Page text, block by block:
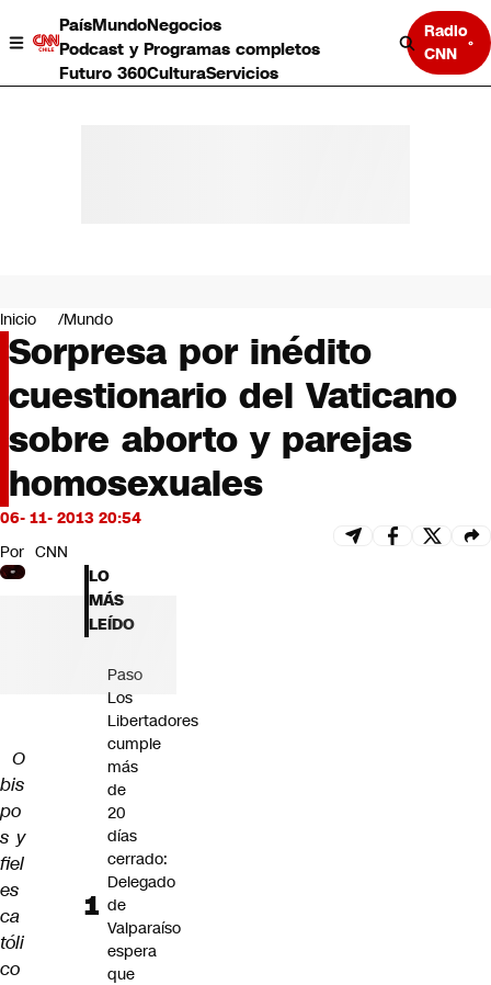
PaísMundoNegocios
Podcast y Programas completos
Futuro 360CulturaServicios
Radio
CNN
Negocios
Deportes
Programas completos
Cultura
Servicios
Bits
CNN tiempo
Futuro 360
Inicio Mundo
Sorpresa por inédito
cuestionario del Vaticano
sobre aborto y parejas
homosexuales
06- 11- 2013 20:54
Por CNN
O
bis
po
s y
fiel
es
ca
tóli
co
LO
MÁS
LEÍDO
Paso
Los
Libertadores
cumple
más
de
20
días
cerrado:
Delegado
de
Valparaíso
espera
que